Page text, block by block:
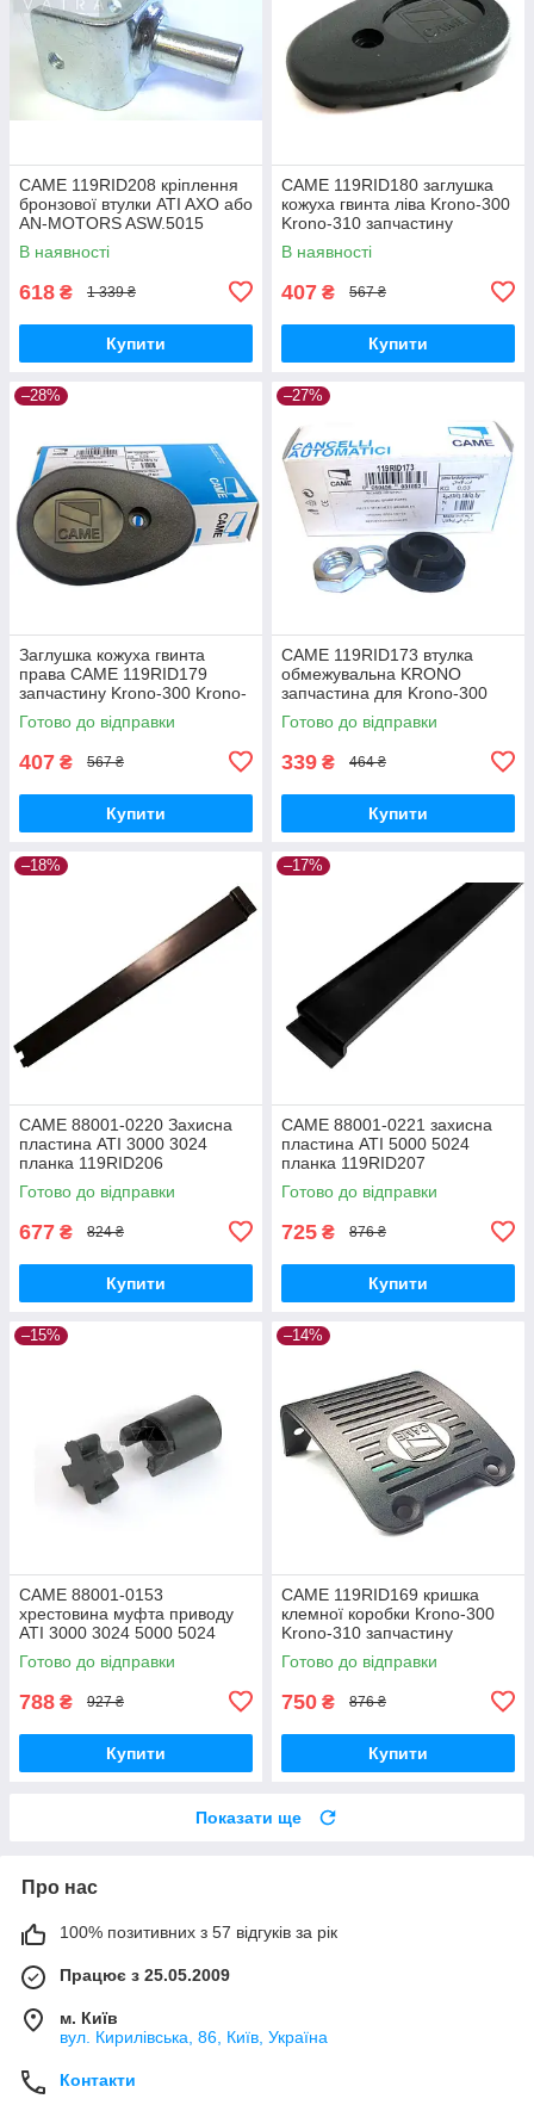
CAME 119RID208 кріплення
бронзової втулки ATI AXO або
AN-MOTORS ASW.5015
В наявності
618 ₴ 1 339 ₴
Купити
CAME 119RID180 заглушка
кожуха гвинта ліва Krono-300
Krono-310 запчастину
В наявності
407 ₴ 567 ₴
Купити
–28%
Заглушка кожуха гвинта
права CAME 119RID179
запчастину Krono-300 Krono-
310 запчастину
Готово до відправки
407 ₴ 567 ₴
Купити
–27%
CAME 119RID173 втулка
обмежувальна KRONO
запчастина для Krono-300
Krono-310
Готово до відправки
339 ₴ 464 ₴
Купити
–18%
CAME 88001-0220 Захисна
пластина ATI 3000 3024
планка 119RID206
Готово до відправки
677 ₴ 824 ₴
Купити
–17%
CAME 88001-0221 захисна
пластина ATI 5000 5024
планка 119RID207
Готово до відправки
725 ₴ 876 ₴
Купити
–15%
CAME 88001-0153
хрестовина муфта приводу
ATI 3000 3024 5000 5024
Готово до відправки
788 ₴ 927 ₴
Купити
–14%
CAME 119RID169 кришка
клемної коробки Krono-300
Krono-310 запчастину
Готово до відправки
750 ₴ 876 ₴
Купити
Показати ще
Про нас
100% позитивних з 57 відгуків за рік
Працює з 25.05.2009
м. Київ
вул. Кирилівська, 86, Київ, Україна
Контакти